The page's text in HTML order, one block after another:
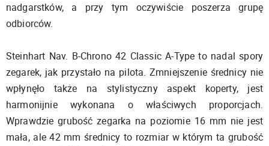
nadgarstków, a przy tym oczywiście poszerza grupę
odbiorców.
Steinhart Nav. B-Chrono 42 Classic A-Type to nadal spory
zegarek, jak przystało na pilota. Zmniejszenie średnicy nie
wpłynęło także na stylistyczny aspekt koperty, jest
harmonijnie wykonana o właściwych proporcjach.
Wprawdzie grubość zegarka na poziomie 16 mm nie jest
mała, ale 42 mm średnicy to rozmiar w którym ta grubość